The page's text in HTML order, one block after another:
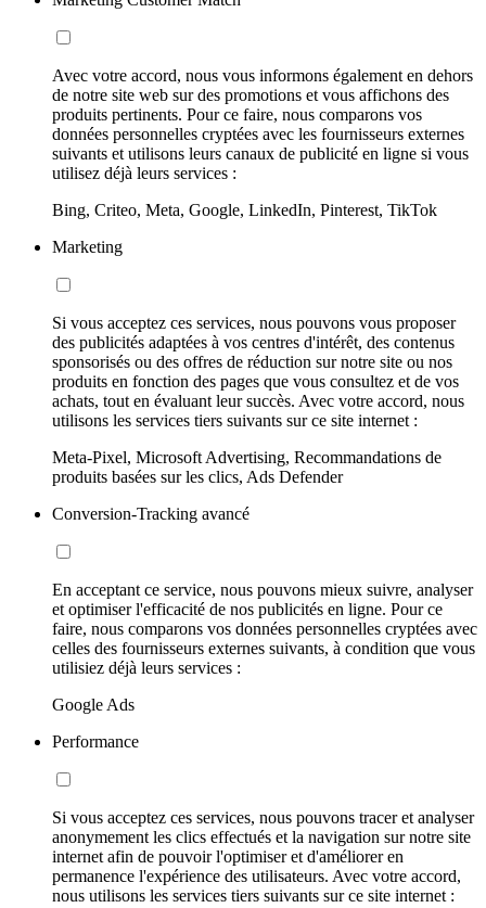
Avec votre accord, nous vous informons également en dehors
de notre site web sur des promotions et vous affichons des
produits pertinents. Pour ce faire, nous comparons vos
données personnelles cryptées avec les fournisseurs externes
suivants et utilisons leurs canaux de publicité en ligne si vous
utilisez déjà leurs services :
Bing, Criteo, Meta, Google, LinkedIn, Pinterest, TikTok
Marketing
Si vous acceptez ces services, nous pouvons vous proposer
des publicités adaptées à vos centres d'intérêt, des contenus
sponsorisés ou des offres de réduction sur notre site ou nos
produits en fonction des pages que vous consultez et de vos
achats, tout en évaluant leur succès. Avec votre accord, nous
utilisons les services tiers suivants sur ce site internet :
Meta-Pixel, Microsoft Advertising, Recommandations de
produits basées sur les clics, Ads Defender
Conversion-Tracking avancé
En acceptant ce service, nous pouvons mieux suivre, analyser
et optimiser l'efficacité de nos publicités en ligne. Pour ce
faire, nous comparons vos données personnelles cryptées avec
celles des fournisseurs externes suivants, à condition que vous
utilisiez déjà leurs services :
Google Ads
Performance
Si vous acceptez ces services, nous pouvons tracer et analyser
anonymement les clics effectués et la navigation sur notre site
internet afin de pouvoir l'optimiser et d'améliorer en
permanence l'expérience des utilisateurs. Avec votre accord,
nous utilisons les services tiers suivants sur ce site internet :